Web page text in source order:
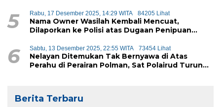
5 Rabu, 17 Desember 2025, 14:29 WITA 84205 Lihat
Nama Owner Wasilah Kembali Mencuat,
Dilaporkan ke Polisi atas Dugaan Penipuan
6 Sabtu, 13 Desember 2025, 22:55 WITA 73454 Lihat
Nelayan Ditemukan Tak Bernyawa di Atas
Perahu di Perairan Polman, Sat Polairud Turun
Berita Terbaru